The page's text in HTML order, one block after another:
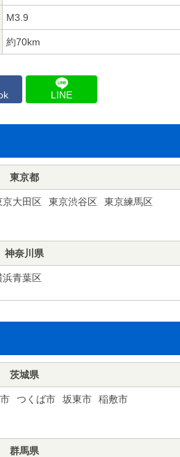
M3.9
約70km
LINE
東京都
京大田区 東京渋谷区
東京練馬区
神奈川県
浜青葉区
茨城県
つくば市 坂東市
稲敷市
群馬県